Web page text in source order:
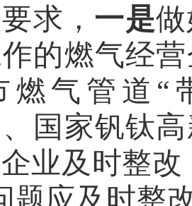
求， 一是
的燃气经
燃气管道 “
、国家钒钛
业及时整改
题应及时整